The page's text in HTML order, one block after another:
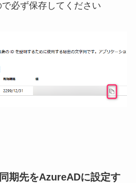
必ず保存してください
期先をAzureADに設定す